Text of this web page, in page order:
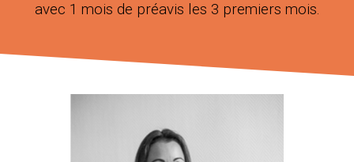
avec 1 mois de préavis les 3 premiers mois.